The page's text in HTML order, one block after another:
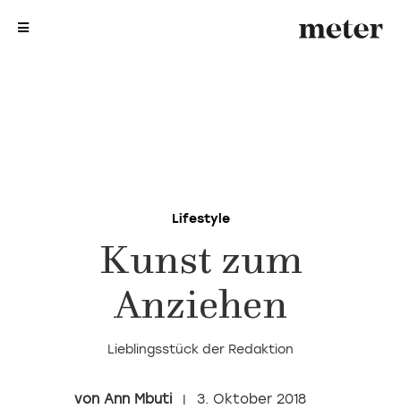
Lifestyle
Kunst zum
Anziehen
Lieblingsstück der Redaktion
Ann Mbuti 3. Oktober 2018